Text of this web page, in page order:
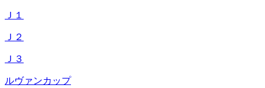
Ｊ１
Ｊ２
Ｊ３
ルヴァンカップ